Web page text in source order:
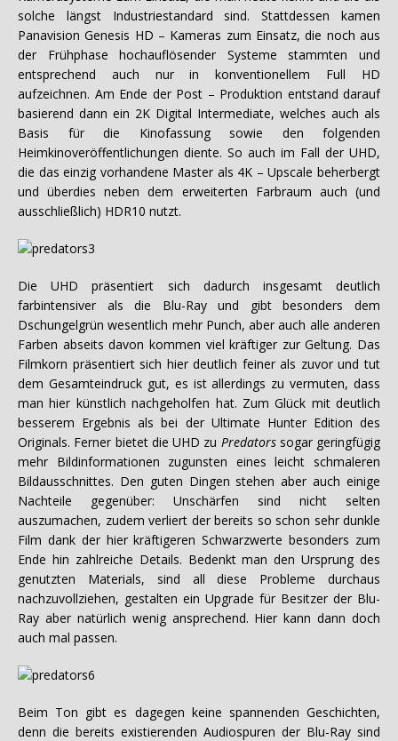
solche längst Industriestandard sind. Stattdessen kamen
Panavision Genesis HD – Kameras zum Einsatz, die noch aus
der Frühphase hochauflösender Systeme stammten und
entsprechend auch nur in konventionellem Full HD
aufzeichnen. Am Ende der Post – Produktion entstand darauf
basierend dann ein 2K Digital Intermediate, welches auch als
Basis für die Kinofassung sowie den folgenden
Heimkinoveröffentlichungen diente. So auch im Fall der UHD,
die das einzig vorhandene Master als 4K – Upscale beherbergt
und überdies neben dem erweiterten Farbraum auch (und
ausschließlich) HDR10 nutzt.
Die UHD präsentiert sich dadurch insgesamt deutlich
farbintensiver als die Blu-Ray und gibt besonders dem
Dschungelgrün wesentlich mehr Punch, aber auch alle anderen
Farben abseits davon kommen viel kräftiger zur Geltung. Das
Filmkorn präsentiert sich hier deutlich feiner als zuvor und tut
dem Gesamteindruck gut, es ist allerdings zu vermuten, dass
man hier künstlich nachgeholfen hat. Zum Glück mit deutlich
besserem Ergebnis als bei der Ultimate Hunter Edition des
Originals. Ferner bietet die UHD zu Predatorssogar geringfügig
mehr Bildinformationen zugunsten eines leicht schmaleren
Bildausschnittes. Den guten Dingen stehen aber auch einige
Nachteile gegenüber: Unschärfen sind nicht selten
auszumachen, zudem verliert der bereits so schon sehr dunkle
Film dank der hier kräftigeren Schwarzwerte besonders zum
Ende hin zahlreiche Details. Bedenkt man den Ursprung des
genutzten Materials, sind all diese Probleme durchaus
nachzuvollziehen, gestalten ein Upgrade für Besitzer der Blu-
Ray aber natürlich wenig ansprechend. Hier kann dann doch
auch mal passen.
Beim Ton gibt es dagegen keine spannenden Geschichten,
denn die bereits existierenden Audiospuren der Blu-Ray sind